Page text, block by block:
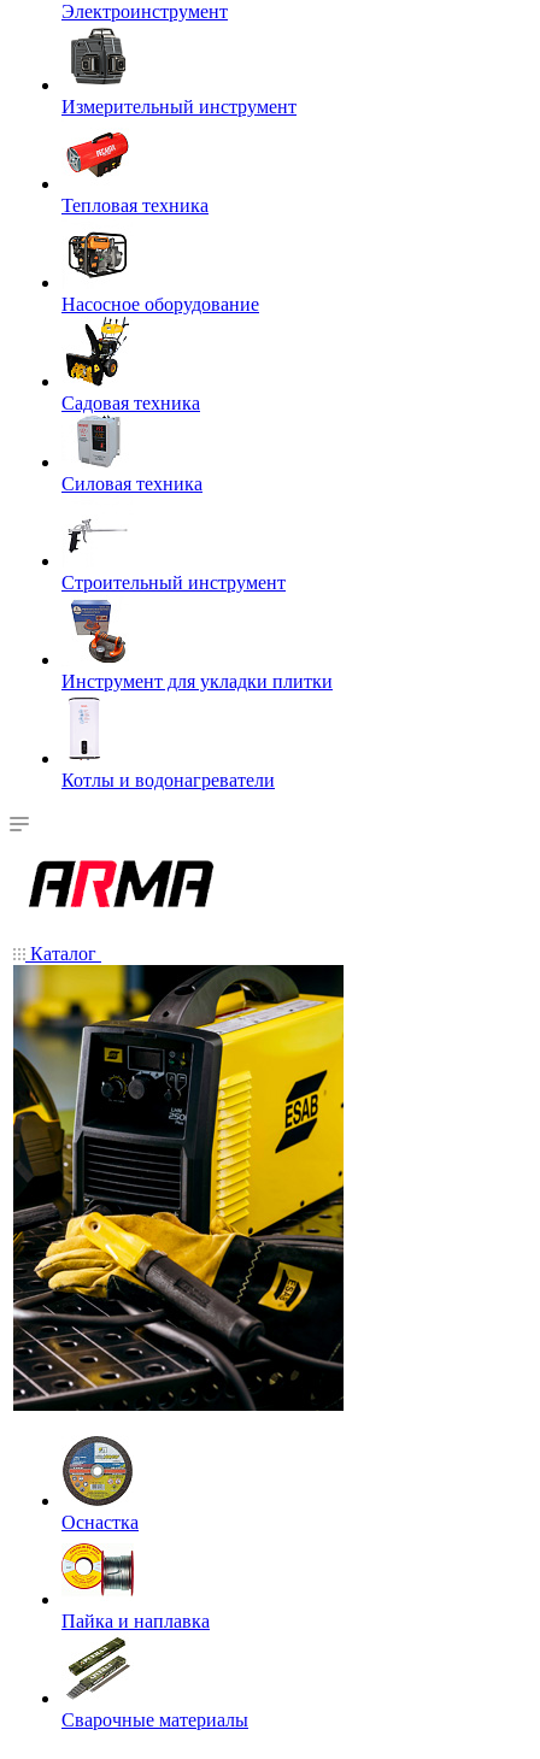
Электроинструмент
Измерительный инструмент
Тепловая техника
Насосное оборудование
Садовая техника
Силовая техника
Строительный инструмент
Инструмент для укладки плитки
Котлы и водонагреватели
Каталог
Оснастка
Пайка и наплавка
Сварочные материалы